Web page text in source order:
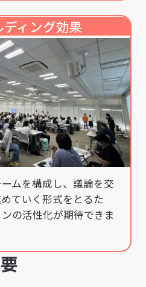
ィング効果
ムを構成し、議論を交
ていく形式をとるた
の活性化が期待できま
要